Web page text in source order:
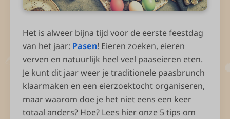
Het is alweer bijna tijd voor de eerste feestdag
van het jaar: Pasen! Eieren zoeken, eieren
verven en natuurlijk heel veel paaseieren eten.
Je kunt dit jaar weer je traditionele paasbrunch
klaarmaken en een eierzoektocht organiseren,
maar waarom doe je het niet eens een keer
totaal anders? Hoe? Lees hier onze 5 tips om